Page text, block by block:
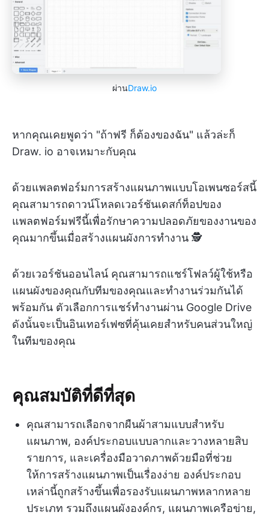
ผ่านDraw.io
หากคุณเคยพูดว่า "ถ้าฟรี ก็ต้องของฉัน" แล้วล่ะก็
Draw. io อาจเหมาะกับคุณ
ด้วยแพลตฟอร์มการสร้างแผนภาพแบบโอเพนซอร์สนี้
คุณสามารถดาวน์โหลดเวอร์ชันเดสก์ท็อปของ
แพลตฟอร์มฟรีนี้เพื่อรักษาความปลอดภัยของงานของ
คุณมากขึ้นเมื่อสร้างแผนผังการทำงาน 🕵️
ด้วยเวอร์ชันออนไลน์ คุณสามารถแชร์โฟลว์ผู้ใช้หรือ
แผนผังของคุณกับทีมของคุณและทำงานร่วมกันได้
พร้อมกัน ตัวเลือกการแชร์ทำงานผ่าน Google Drive
ดังนั้นจะเป็นอินเทอร์เฟซที่คุ้นเคยสำหรับคนส่วนใหญ่
ในทีมของคุณ
คุณสมบัติที่ดีที่สุด
คุณสามารถเลือกจากผืนผ้าสามแบบสำหรับ
แผนภาพ, องค์ประกอบแบบลากและวางหลายสิบ
รายการ, และเครื่องมือวาดภาพด้วยมือที่ช่วย
ให้การสร้างแผนภาพเป็นเรื่องง่าย องค์ประกอบ
เหล่านี้ถูกสร้างขึ้นเพื่อรองรับแผนภาพหลากหลาย
ประเภท รวมถึงแผนผังองค์กร, แผนภาพเครือข่าย,